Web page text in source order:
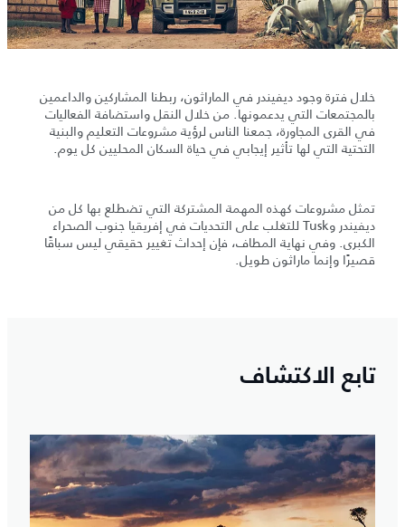
خلال فترة وجود ديفيندر في الماراثون، ربطنا المشاركين والداعمين
بالمجتمعات التي يدعمونها. من خلال النقل واستضافة الفعاليات
في القرى المجاورة، جمعنا الناس لرؤية مشروعات التعليم والبنية
التحتية التي لها تأثير إيجابي في حياة السكان المحليين كل يوم.
تمثل مشروعات كهذه المهمة المشتركة التي تضطلع بها كل من
ديفيندر وTusk للتغلب على التحديات في إفريقيا جنوب الصحراء
الكبرى. وفي نهاية المطاف، فإن إحداث تغيير حقيقي ليس سباقًا
قصيرًا وإنما ماراثون طويل.
تابع الاكتشاف